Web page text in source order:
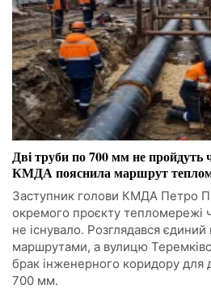
Дві труби по 700 мм не пройдуть
КМДА пояснила маршрут
Заступник голови КМДА Петро
окремого проєкту тепломережі
не існувало. Розглядався єдиний
маршрутами, а вулицю
брак інженерного коридору для
700 мм.